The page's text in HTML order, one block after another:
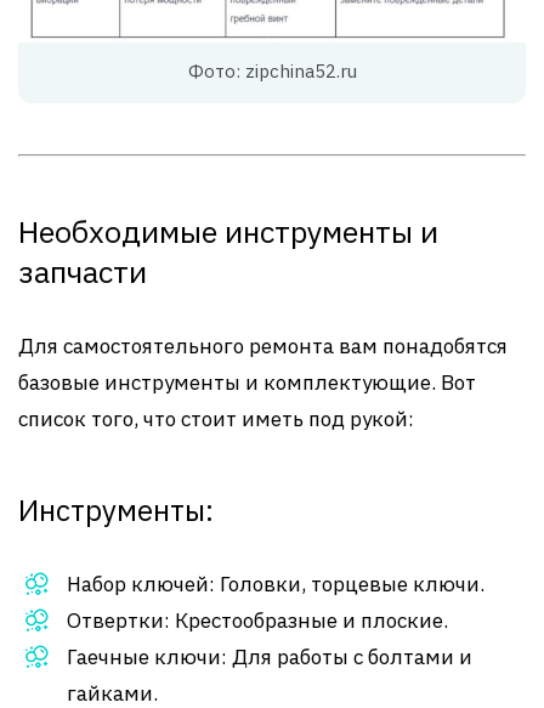
Фото: zipchina52.ru
Необходимые инструменты и
запчасти
Для самостоятельного ремонта вам понадобятся
базовые инструменты и комплектующие. Вот
список того, что стоит иметь под рукой:
Инструменты:
Набор ключей: Головки, торцевые ключи.
Отвертки: Крестообразные и плоские.
Гаечные ключи: Для работы с болтами и
гайками.